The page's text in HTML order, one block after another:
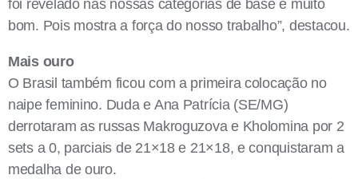
foi revelado nas nossas categorias de base é muito
bom. Pois mostra a força do nosso trabalho”, destacou.
Mais ouro
O Brasil também ficou com a primeira colocação no
naipe feminino. Duda e Ana Patrícia (SE/MG)
derrotaram as russas Makroguzova e Kholomina por 2
sets a 0, parciais de 21×18 e 21×18, e conquistaram a
medalha de ouro.